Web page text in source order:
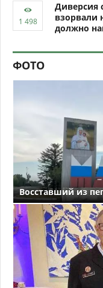
Диверсия
взорвали
должно
ФОТО
Восставший из